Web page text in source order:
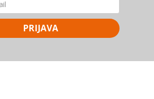
PRIJAVA